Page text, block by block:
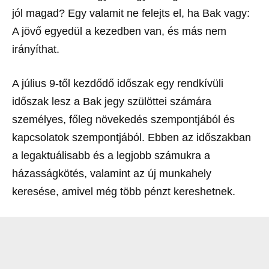
jól magad? Egy valamit ne felejts el, ha Bak vagy:
A jövő egyedül a kezedben van, és más nem
irányíthat.
A július 9-től kezdődő időszak egy rendkívüli
időszak lesz a Bak jegy szülöttei számára
személyes, főleg növekedés szempontjából és
kapcsolatok szempontjából. Ebben az időszakban
a legaktuálisabb és a legjobb számukra a
házasságkötés, valamint az új munkahely
keresése, amivel még több pénzt kereshetnek.